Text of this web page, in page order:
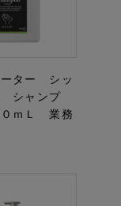
ーター シッ
シャンプ
ｍＬ 業務